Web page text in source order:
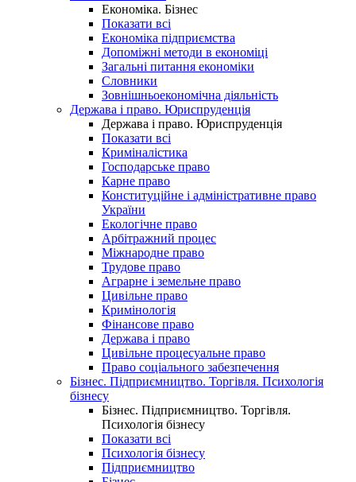
Економіка. Бізнес
Показати всі
Економіка підприємства
Допоміжні методи в економіці
Загальні питання економіки
Словники
Зовнішньоекономічна діяльність
Держава і право. Юриспруденція
Держава і право. Юриспруденція
Показати всі
Криміналістика
Господарське право
Карне право
Конституційне і адміністративне право
України
Екологічне право
Арбітражний процес
Міжнародне право
Трудове право
Аграрне і земельне право
Цивільне право
Кримінологія
Фінансове право
Держава і право
Цивільне процесуальне право
Право соціального забезпечення
Бізнес. Підприємництво. Торгівля. Психологія
бізнесу
Бізнес. Підприємництво. Торгівля.
Психологія бізнесу
Показати всі
Психологія бізнесу
Підприємництво